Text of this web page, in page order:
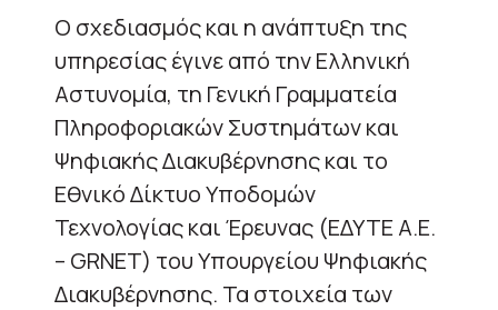
Ο σχεδιασμός και η ανάπτυξη της
υπηρεσίας έγινε από την Ελληνική
Αστυνομία, τη Γενική Γραμματεία
Πληροφοριακών Συστημάτων και
Ψηφιακής Διακυβέρνησης και το
Εθνικό Δίκτυο Υποδομών
Τεχνολογίας και Έρευνας (ΕΔΥΤΕ Α.Ε.
– GRNET) του Υπουργείου Ψηφιακής
Διακυβέρνησης. Τα στοιχεία των